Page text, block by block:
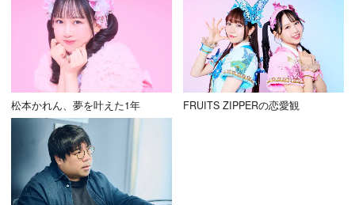
松本かれん、夢を叶えた1年 FRUITS ZIPPERの恋愛観